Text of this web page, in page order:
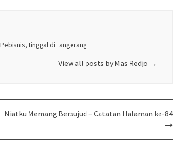
tinggal di Tangerang
View all posts by Mas Redjo →
Niatku Memang Bersujud – Catatan Halaman ke-84